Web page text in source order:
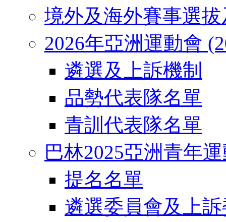
境外及海外賽事選
2026年亞洲運動會
遴選及上訴機制
品勢代表隊名單
青訓代表隊名單
巴林2025亞洲青年
提名名單
遴選委員會及上